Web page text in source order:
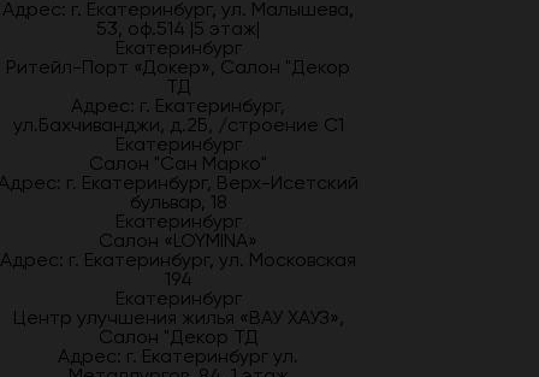
Адрес: г. Екатеринбург, ул. Малышева,
53, оф.514 |5 этаж|
Екатеринбург
Ритейл-Порт «Докер», Салон "Декор
ТД
Адрес: г. Екатеринбург,
ул.Бахчиванджи, д.2Б, /строение С1
Екатеринбург
Салон "Сан Марко"
г. Екатеринбург, Верх-Исетский
бульвар, 18
Екатеринбург
Салон «LOYMINA»
Адрес: г. Екатеринбург, ул. Московская
194
Екатеринбург
Центр улучшения жилья «ВАУ ХАУЗ»,
Салон "Декор ТД
Адрес: г. Екатеринбург ул.